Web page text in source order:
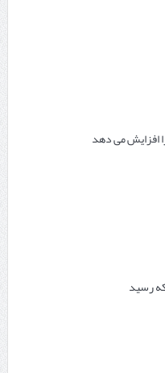
افزایش می دهد